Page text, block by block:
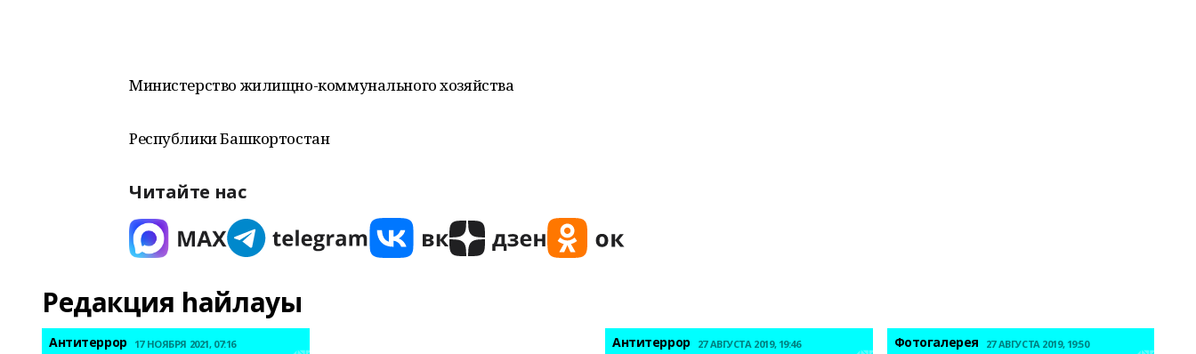
Министерство жилищно-коммунального хозяйства
Республики Башкортостан
Читайте нас
Редакция һайлауы
Антитеррор 17 НОЯБРЯ 2021, 07:16 Антитеррор 27 АВГУСТА 2019, 19:46 Фотогалерея 27 АВГУСТА 2019, 19:50